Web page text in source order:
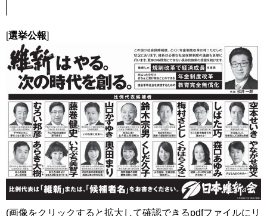
[選挙公報]
(画像をクリックすると拡大して確認できるpdfファイルにリ